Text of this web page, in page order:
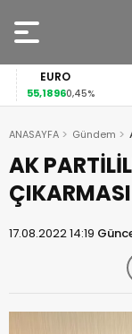
EURO
55,18960,45%
ANASAYFA Gündem
AK
ÇIKARMASI
17.08.2022 14:19